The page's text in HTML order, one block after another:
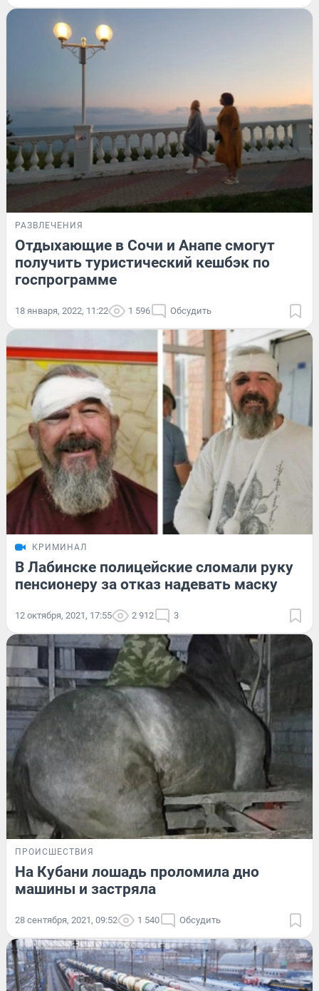
РАЗВЛЕЧЕНИЯ
Отдыхающие в Сочи и Анапе смогут
получить туристический кешбэк по
госпрограмме
18 января, 2022, 11:22 1 596 Обсудить
КРИМИНАЛ
В Лабинске полицейские сломали руку
пенсионеру за отказ надевать маску
12 октября, 2021, 17:55 2 912 3
ПРОИСШЕСТВИЯ
На Кубани лошадь проломила дно
машины и застряла
28 сентября, 2021, 09:52 1 540 Обсудить